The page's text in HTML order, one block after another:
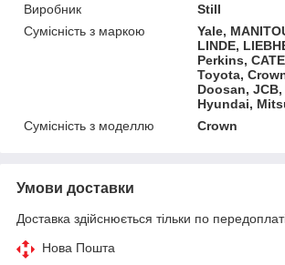
Виробник
Still
Сумісність з маркою
Yale,
LINDE,
Perkins,
Toyota,
Doosan, JCB,
Hyundai,
Сумісність з моделлю
Crown
Умови доставки
Доставка здійснюється тільки по
Нова Пошта